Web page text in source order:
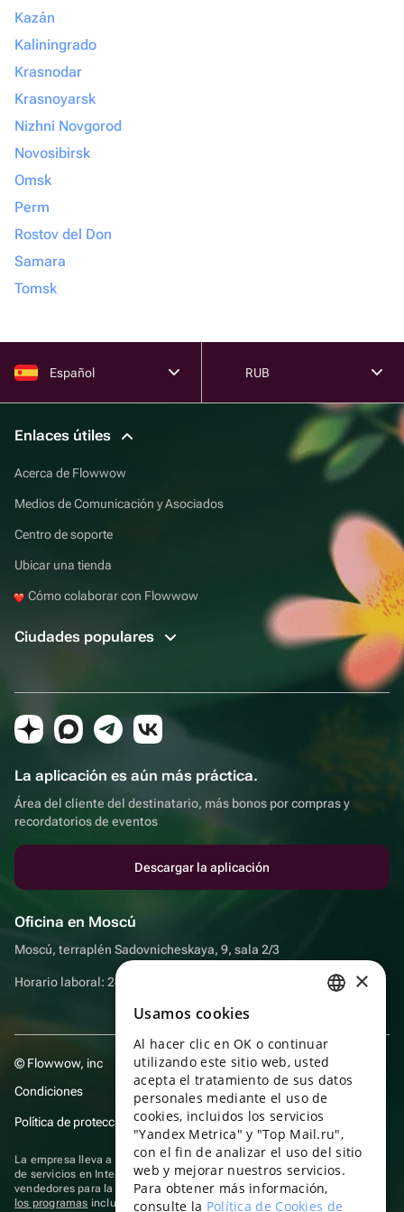
Kazán
Kaliningrado
Krasnodar
Krasnoyarsk
Nizhni Novgorod
Novosibirsk
Omsk
Perm
Rostov del Don
Samara
Tomsk
Español RUB
Enlaces útiles
Acerca de Flowwow
Medios de Comunicación y Asociados
Centro de soporte
Ubicar una tienda
Cómo colaborar con Flowwow
Ciudades populares
La aplicación es aún más práctica.
Área del cliente del destinatario, más bonos por compras y
recordatorios de eventos
Descargar la aplicación
Oficina en Moscú
Moscú, terraplén Sadovnicheskaya, 9, sala 2/3
Horario laboral: 24 horas
© Flowwow, inc
Condiciones
Política de protección y privacidad de datos
La empresa lleva a cabo su actividad en el ámbito de las TI: prestación
de servicios en Internet para la publicación de ofertas (anuncios) de
vendedores para la venta de artículos. Acceder a lainformación sobre
los programas incluidos en el registro de programas rusos para
ENGLISH
UKRAINIAN
PORTUGUESE
SPANISH
HUNGARIAN
ITALIAN
×
Usamos cookies
Al hacer clic en OK o continuar
utilizando este sitio web, usted
acepta el tratamiento de sus datos
personales mediante el uso de
cookies, incluidos los servicios
"Yandex Metrica" y "Top Mail.ru",
con el fin de analizar el uso del sitio
web y mejorar nuestros servicios.
Para obtener más información,
consulte la Política de Cookies de